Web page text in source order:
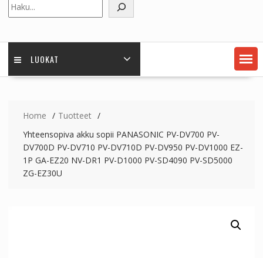
LUOKAT
Home
Tuotteet
Yhteensopiva akku sopii PANASONIC PV-DV700 PV-
DV700D PV-DV710 PV-DV710D PV-DV950 PV-DV1000 EZ-
1P GA-EZ20 NV-DR1 PV-D1000 PV-SD4090 PV-SD5000
ZG-EZ30U